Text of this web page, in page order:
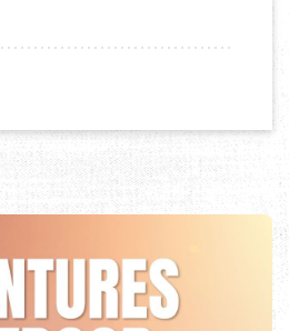
DE L’ANNAPURNA [RÉCIT]